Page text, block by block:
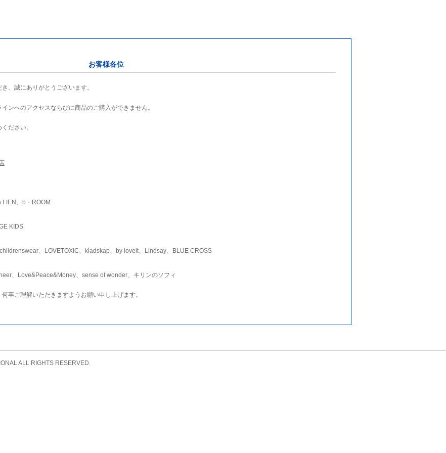
お客様各位
、誠にありがとうございます。
ンへのアクセスならびに商品のご購入ができません。
ださい。
、b・ROOM
KIDS
、LOVETOXIC、kladskap、by loveit、Lindsay、BLUE CROSS
、Love&Peace&Money、sense of wonder、キリンのソフィ
卒ご理解いただきますようお願い申し上げます。